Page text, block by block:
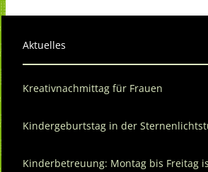
Aktuelles
Kreativnachmittag für Frauen
Kindergeburtstag in der
Kinderbetreuung: Montag bis Freitag